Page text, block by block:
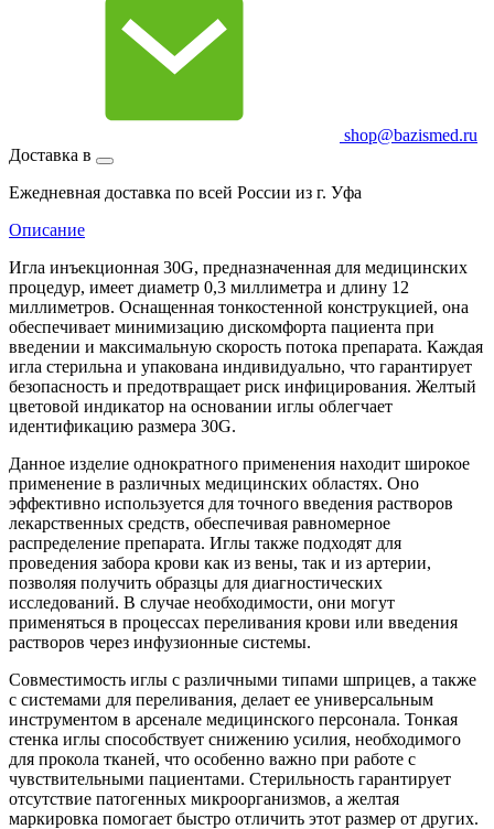
shop@bazismed.ru
Доставка в
Ежедневная доставка по всей России из г. Уфа
Описание
Игла инъекционная 30G, предназначенная для медицинских
процедур, имеет диаметр 0,3 миллиметра и длину 12
миллиметров. Оснащенная тонкостенной конструкцией, она
обеспечивает минимизацию дискомфорта пациента при
введении и максимальную скорость потока препарата. Каждая
игла стерильна и упакована индивидуально, что гарантирует
безопасность и предотвращает риск инфицирования. Желтый
цветовой индикатор на основании иглы облегчает
идентификацию размера 30G.
Данное изделие однократного применения находит широкое
применение в различных медицинских областях. Оно
эффективно используется для точного введения растворов
лекарственных средств, обеспечивая равномерное
распределение препарата. Иглы также подходят для
проведения забора крови как из вены, так и из артерии,
позволяя получить образцы для диагностических
исследований. В случае необходимости, они могут
применяться в процессах переливания крови или введения
растворов через инфузионные системы.
Совместимость иглы с различными типами шприцев, а также
с системами для переливания, делает ее универсальным
инструментом в арсенале медицинского персонала. Тонкая
стенка иглы способствует снижению усилия, необходимого
для прокола тканей, что особенно важно при работе с
чувствительными пациентами. Стерильность гарантирует
отсутствие патогенных микроорганизмов, а желтая
маркировка помогает быстро отличить этот размер от других.